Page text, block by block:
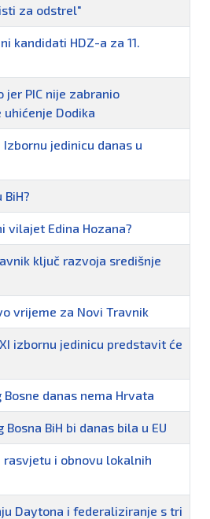
za odstrel"
kandidati HDZ-a za 11.
jer PIC nije zabranio
Dodika
Izbornu jedinicu danas u
vilajet Edina Hozana?
ključ razvoja središnje
vrijeme za Novi Travnik
izbornu jedinicu predstavit će
Bosne danas nema Hrvata
BiH bi danas bila u EU
i obnovu lokalnih
Daytona i federaliziranje s tri